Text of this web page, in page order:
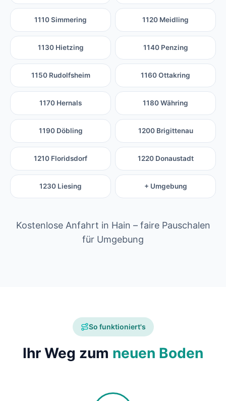
1110 Simmering 1120 Meidling
1130 Hietzing 1140 Penzing
1150 Rudolfsheim 1160 Ottakring
1170 Hernals 1180 Währing
1190 Döbling 1200 Brigittenau
1210 Floridsdorf 1220 Donaustadt
1230 Liesing + Umgebung
Kostenlose Anfahrt in Hain – faire Pauschalen
für Umgebung
So funktioniert's
Ihr Weg zum neuen Boden